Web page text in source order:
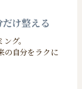
け整える
グ。
の自分をラクに